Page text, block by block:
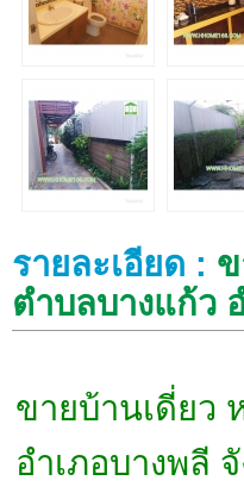
รายละเอียด :
ตำบลบางแก้ว
ขายบ้านเดี่ยว
อำเภอบางพลี